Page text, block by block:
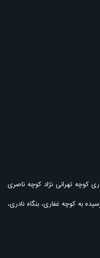
کوچه تهرانی نژاد کوچه ناصری
به کوچه غفاری، بنگاه نادری،